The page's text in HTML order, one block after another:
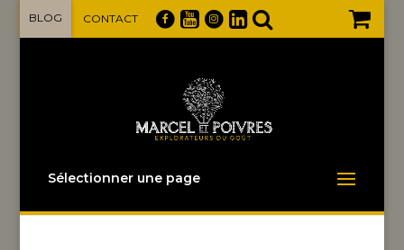
BLOG CONTACT
Sélectionner une page